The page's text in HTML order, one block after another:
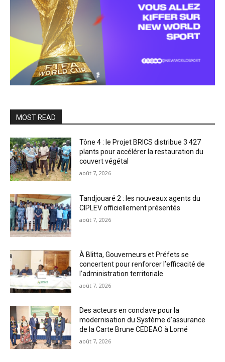
MOST READ
Tône 4 : le Projet BRICS distribue 3 427
plants pour accélérer la restauration du
couvert végétal
août 7, 2026
Tandjouaré 2 : les nouveaux agents du
CIPLEV officiellement présentés
août 7, 2026
À Blitta, Gouverneurs et Préfets se
concertent pour renforcer l’efficacité de
l’administration territoriale
août 7, 2026
Des acteurs en conclave pour la
modernisation du Système d’assurance
de la Carte Brune CEDEAO à Lomé
août 7, 2026